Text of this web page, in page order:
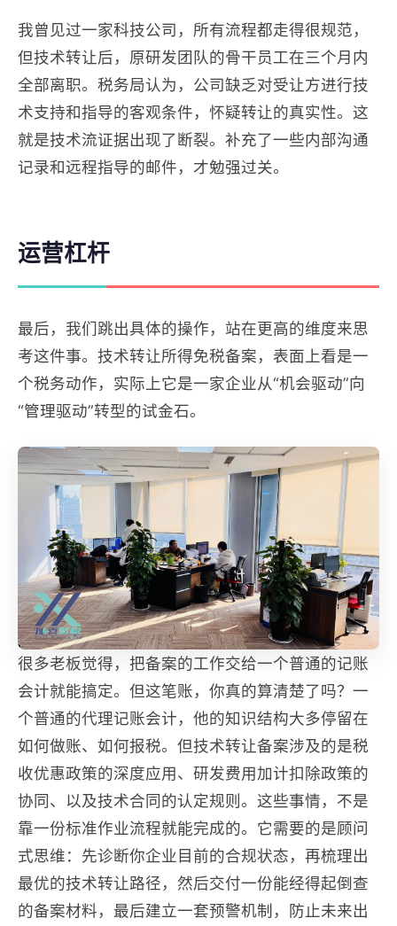
我曾见过一家科技公司，所有流程都走得很规范，
但技术转让后，原研发团队的骨干员工在三个月内
全部离职。税务局认为，公司缺乏对受让方进行技
术支持和指导的客观条件，怀疑转让的真实性。这
就是技术流证据出现了断裂。补充了一些内部沟通
记录和远程指导的邮件，才勉强过关。
运营杠杆
最后，我们跳出具体的操作，站在更高的维度来思
考这件事。技术转让所得免税备案，表面上看是一
个税务动作，实际上它是一家企业从“机会驱动”向
“管理驱动”转型的试金石。
很多老板觉得，把备案的工作交给一个普通的记账
会计就能搞定。但这笔账，你真的算清楚了吗？一
个普通的代理记账会计，他的知识结构大多停留在
如何做账、如何报税。但技术转让备案涉及的是税
收优惠政策的深度应用、研发费用加计扣除政策的
协同、以及技术合同的认定规则。这些事情，不是
靠一份标准作业流程就能完成的。它需要的是顾问
式思维：先诊断你企业目前的合规状态，再梳理出
最优的技术转让路径，然后交付一份能经得起倒查
的备案材料，最后建立一套预警机制，防止未来出